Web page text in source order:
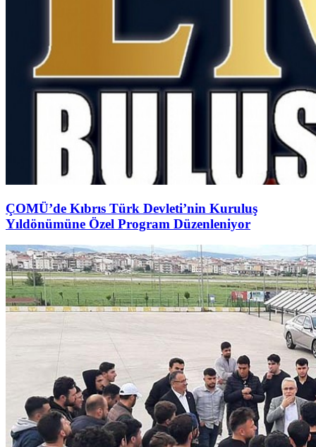
ÇOMÜ’de Kıbrıs Türk Devleti’nin Kuruluş
Yıldönümüne Özel Program Düzenleniyor